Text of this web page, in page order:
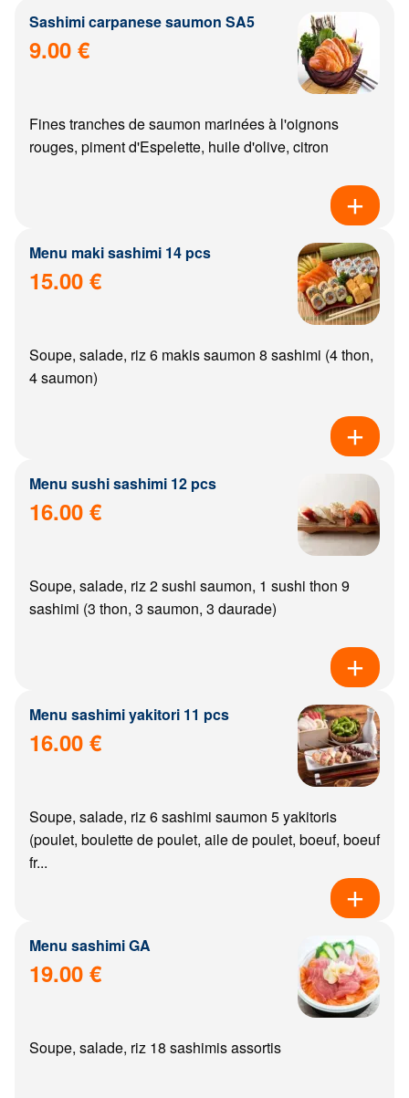
Sashimi carpanese saumon SA5
9.00 €
Fines tranches de saumon marinées à l'oignons
rouges, piment d'Espelette, huile d'olive, citron
Menu maki sashimi 14 pcs
15.00 €
Soupe, salade, riz 6 makis saumon 8 sashimi (4 thon,
4 saumon)
Menu sushi sashimi 12 pcs
16.00 €
Soupe, salade, riz 2 sushi saumon, 1 sushi thon 9
sashimi (3 thon, 3 saumon, 3 daurade)
Menu sashimi yakitori 11 pcs
16.00 €
Soupe, salade, riz 6 sashimi saumon 5 yakitoris
(poulet, boulette de poulet, aile de poulet, boeuf, boeuf
fr...
Menu sashimi GA
19.00 €
Soupe, salade, riz 18 sashimis assortis